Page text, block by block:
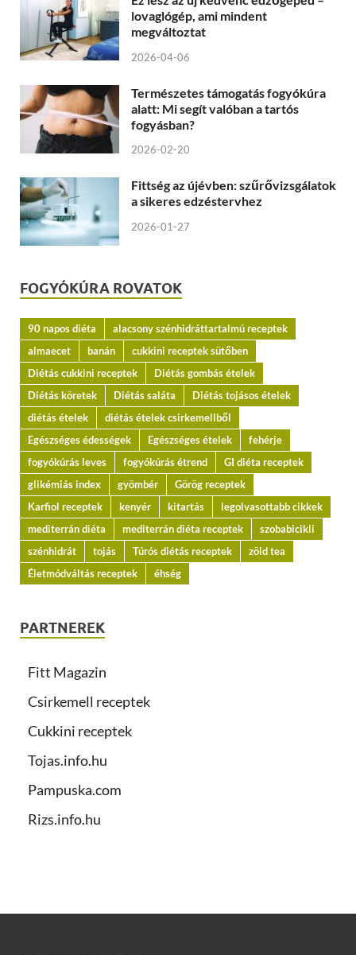
lovaglógép, ami mindent
megváltoztat
2026-04-06
Természetes támogatás fogyókúra
alatt: Mi segít valóban a tartós
fogyásban?
2026-02-20
Fittség az újévben: szűrővizsgálatok
a sikeres edzéstervhez
2026-01-27
FOGYÓKÚRA ROVATOK
90 napos diéta
alacsony szénhidráttartalmú receptek
almaecet
banán
cukkini receptek sütőben
Diétás cukkini receptek
Diétás gombás ételek
Diétás köretek
Diétás saláta
Diétás tojásos ételek
diétás ételek
diétás ételek csirkemellből
Egészséges édességek
Egészséges ételek
fehérje
fogyókúrás leves
fogyókúrás étrend
GI diéta receptek
glikémiás index
gyömbér
Görög receptek
Karfiol receptek
kenyér kitartás
legolvasottabb cikkek
mediterrán diéta
mediterrán diéta receptek
szobabicikli
szénhidrát
tojás Túrós diétás receptek
zöld tea
Életmódváltás receptek
éhség
PARTNEREK
Fitt Magazin
Csirkemell receptek
Cukkini receptek
Tojas.info.hu
Pampuska.com
Rizs.info.hu